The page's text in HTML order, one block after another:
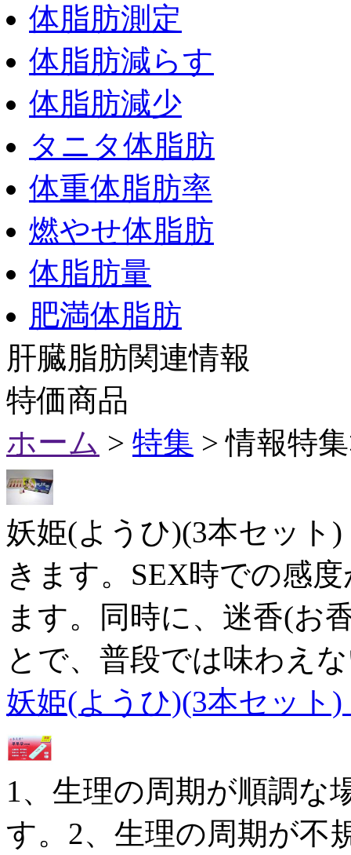
体脂肪測定
体脂肪減らす
体脂肪減少
タニタ体脂肪
体重体脂肪率
燃やせ体脂肪
体脂肪量
肥満体脂肪
肝臓脂肪関連情報
特価商品
ホーム > 特集 > 情報特
妖姫(ようひ)(3本セット
きます。SEX時での感
ます。同時に、迷香(お
とで、普段では味わえ
妖姫(ようひ)(3本セット
1、生理の周期が順調な
す。2、生理の周期が不